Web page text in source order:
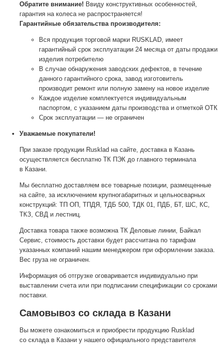
Обратите внимание! Ввиду конструктивных особенностей,
гарантия на колеса не распространяется!
Гарантийные обязательства производителя:
Вся продукция торговой марки RUSKLAD, имеет
гарантийный срок эксплуатации 24 месяца от даты продажи
изделия потребителю
В случае обнаружения заводских дефектов, в течение
данного гарантийного срока, завод изготовитель
производит ремонт или полную замену на новое изделие
Каждое изделие комплектуется индивидуальным
паспортом, с указанием даты производства и отметкой ОТК
Срок эксплуатации — не ограничен
Уважаемые покупатели!
При заказе продукции Rusklad на сайте, доставка в Казань
осуществляется бесплатно ТК ПЭК до главного терминала
в Казани.
Мы бесплатно доставляем все товарные позиции, размещенные
на сайте, за исключением крупногабаритных и цельносварных
конструкций: ТП ОП, ТПДЯ, ТДБ 500, ТДК 01, ПДБ, БТ, ШС, КС,
ТКЗ, СВД и лестниц.
Доставка товара также возможна ТК Деловые линии, Байкал
Сервис, стоимость доставки будет рассчитана по тарифам
указанных компаний нашим менеджером при оформлении заказа.
Вес груза не ограничен.
Информация об отгрузке оговаривается индивидуально при
выставлении счета или при подписании спецификации со сроками
поставки.
Самовывоз со склада в Казани
Вы можете ознакомиться и приобрести продукцию Rusklad
со склада в Казани у нашего официального представителя